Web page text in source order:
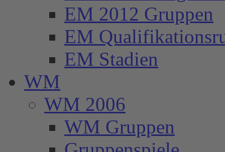
EM 2012 Gruppen
EM
EM Stadien
WM
WM 2006
WM Gruppen